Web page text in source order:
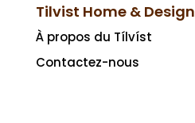
Tilvist Home & Design
À propos du Tílvíst
Contactez-nous